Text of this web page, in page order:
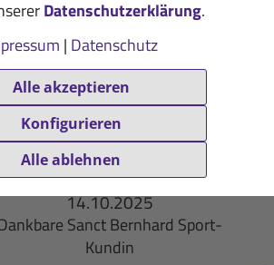
Datenschutzerklärung.
| Datenschutz
Alle akzeptieren
Konfigurieren
Alle ablehnen
16.10.2025
Begeisterter Kunde von Sanct
Bernhard Sport
14.10.2025
Sanct Bernhard Sport-
Kundin